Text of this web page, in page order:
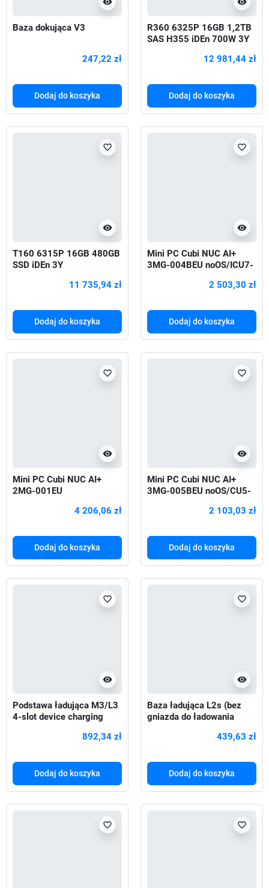
visibility
Baza dokująca V3
247,22 zł
Dodaj do koszyka
visibility
R360 6325P 16GB 1,2TB
SAS H355 iDEn 700W 3Y
12 981,44 zł
Dodaj do koszyka
visibility
favorite_border
T160 6315P 16GB 480GB
SSD iDEn 3Y
11 735,94 zł
Dodaj do koszyka
visibility
favorite_border
Mini PC Cubi NUC AI+
3MG-004BEU noOS/ICU7-
2 503,30 zł
Dodaj do koszyka
visibility
favorite_border
Mini PC Cubi NUC AI+
2MG-001EU
258V/32G/1T/WiFI/BT/cz
4 206,06 zł
Dodaj do koszyka
visibility
favorite_border
Mini PC Cubi NUC AI+
3MG-005BEU noOS/CU5-
2 103,03 zł
Dodaj do koszyka
visibility
favorite_border
Podstawa ładująca M3/L3
4-slot device charging
892,34 zł
Dodaj do koszyka
visibility
favorite_border
Baza ładująca L2s (bez
gniazda do ładowania
439,63 zł
Dodaj do koszyka
favorite_border favorite_border